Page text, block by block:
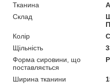
Тканина
Склад
Колір
Щільність
Форма сировини, що
поставляється
Ширина тканини